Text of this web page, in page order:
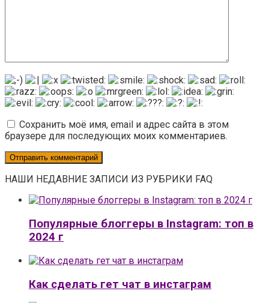
Сохранить моё имя, email и адрес сайта в этом
браузере для последующих моих комментариев.
НАШИ НЕДАВНИЕ ЗАПИСИ ИЗ РУБРИКИ FAQ
Популярные блоггеры в Instagram: топ в
2024 г
Как сделать гет чат в инстаграм